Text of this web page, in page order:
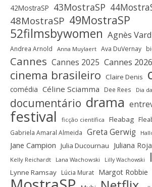
42MostraSP 43MostraSP
48MostraSP 49MostraSP
52filmsbywomen Agnès
Andrea Arnold Anna Muylaert Ava DuVernay
Cannes Cannes 2025 Cannes 2026
cinema brasileiro Claire Denis
comédia Céline Sciamma Dee Rees Dia
documentário drama
festival ficção científica Fleabag
Gabriela Amaral Almeida Greta Gerwig
Jane Campion Julia Ducournau Juliana
Kelly Reichardt Lana Wachowski Lilly Wachowski
Lynne Ramsay Lúcia Murat Margot Robbie